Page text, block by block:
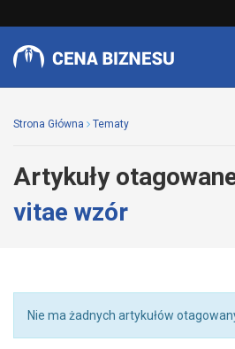
Strona Główna Tematy
Artykuły
vitae wzór
Nie ma żadnych artykułów